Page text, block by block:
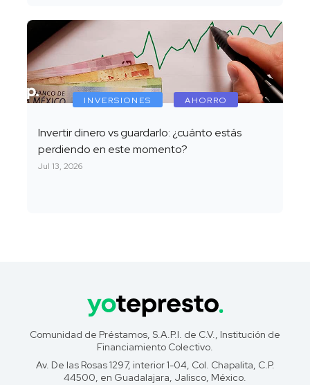
INVERSIONES AHORRO
Invertir dinero vs guardarlo: ¿cuánto estás
perdiendo en este momento?
Jul 13, 2026
Comunidad de Préstamos, S.A.P.I. de C.V., Institución de
Financiamiento Colectivo.
Av. De las Rosas 1297, interior 1-04, Col. Chapalita, C.P.
44500, en Guadalajara, Jalisco, México.